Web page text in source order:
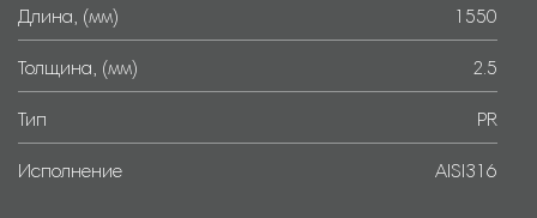
Длина, (мм) 1550
Толщина, (мм) 2.5
Тип PR
Исполнение AISI316